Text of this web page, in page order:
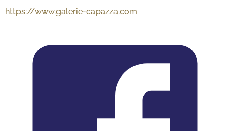
https://www.galerie-capazza.com